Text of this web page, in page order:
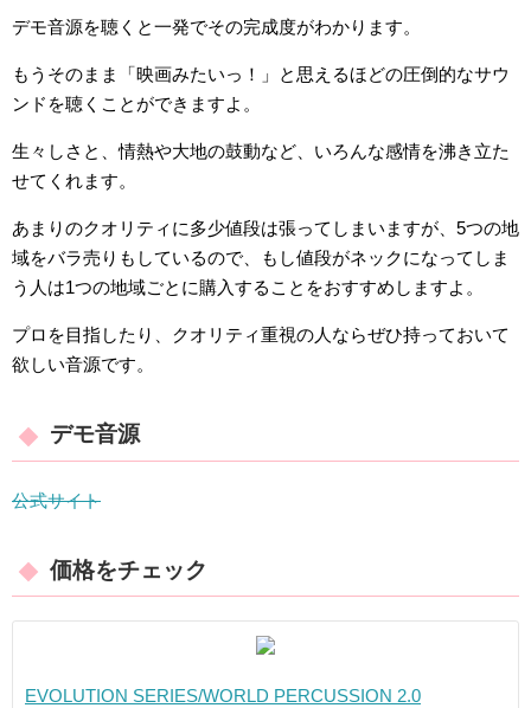
デモ音源を聴くと一発でその完成度がわかります。
もうそのまま「映画みたいっ！」と思えるほどの圧倒的なサウ
ンドを聴くことができますよ。
生々しさと、情熱や大地の鼓動など、いろんな感情を沸き立た
せてくれます。
あまりのクオリティに多少値段は張ってしまいますが、5つの地
域をバラ売りもしているので、もし値段がネックになってしま
う人は1つの地域ごとに購入することをおすすめしますよ。
プロを目指したり、クオリティ重視の人ならぜひ持っておいて
欲しい音源です。
デモ音源
公式サイト
価格をチェック
EVOLUTION SERIES/WORLD PERCUSSION 2.0